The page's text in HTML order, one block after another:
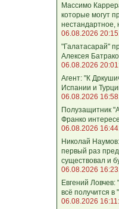
Массимо
которые могут
нестандартное,
06.08.2026
"Галатасарай"
Алексея
06.08.2026
Агент: "К
Испании и
06.08.2026
Полузащитник
Франко
06.08.2026
Николай
первый раз
существовал и
06.08.2026
Евгений
всё получится в
06.08.2026